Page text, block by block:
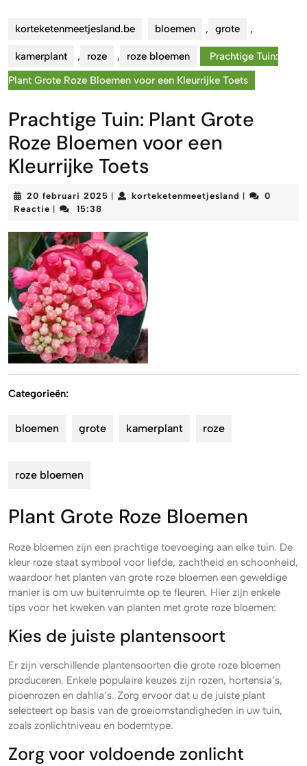
korteketenmeetjesland.be bloemen , grote ,
kamerplant , roze , roze bloemen
Prachtige Tuin:
Plant Grote Roze Bloemen voor een Kleurrijke Toets
Prachtige Tuin: Plant Grote
Roze Bloemen voor een
Kleurrijke Toets
20 februari 2025 20
korteketenmeetjesland
0
Reactie
15:38
Categorieën:
bloemen grote kamerplant roze
roze bloemen
Plant Grote Roze Bloemen
Roze bloemen zijn een prachtige toevoeging aan elke tuin. De
kleur roze staat symbool voor liefde, zachtheid en schoonheid,
waardoor het planten van grote roze bloemen een geweldige
manier is om uw buitenruimte op te fleuren. Hier zijn enkele
tips voor het kweken van planten met grote roze bloemen:
Kies de juiste plantensoort
Er zijn verschillende plantensoorten die grote roze bloemen
produceren. Enkele populaire keuzes zijn rozen, hortensia’s,
pioenrozen en dahlia’s. Zorg ervoor dat u de juiste plant
selecteert op basis van de groeiomstandigheden in uw tuin,
zoals zonlichtniveau en bodemtype.
Zorg voor voldoende zonlicht